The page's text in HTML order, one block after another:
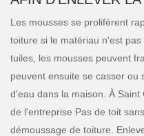
Les mousses se prolifèrent
toiture si le matériau n'est
tuiles, les mousses peuvent
peuvent ensuite se casser ou
d'eau dans la maison. À
de l'entreprise Pas de toit
démoussage de toiture.